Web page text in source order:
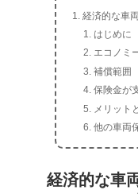
経済的な車
はじめに
エコノミ
補償範囲
保険金が
メリット
他の車両
経済的な車